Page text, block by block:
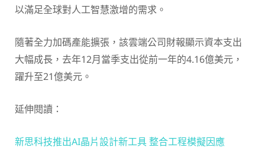
以滿足全球對人工智慧激增的需求。
隨著全力加碼產能擴張，該雲端公司財報顯示資本支出
大幅成長，去年12月當季支出從前一年的4.16億美元，
躍升至21億美元。
延伸閱讀：
新思科技推出AI晶片設計新工具 整合工程模擬因應